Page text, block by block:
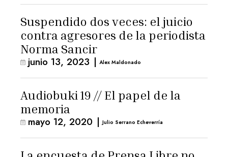
Suspendido dos veces: el juicio
contra agresores de la periodista
Norma Sancir
junio 13, 2023 | Alex Maldonado
Audiobuki 19 // El papel de la
memoria
mayo 12, 2020 | Julio Serrano Echeverría